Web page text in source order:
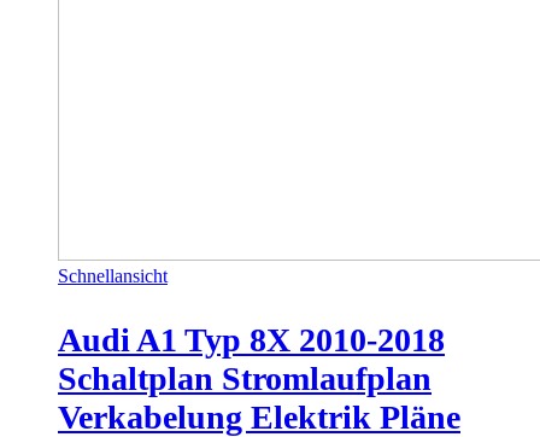
Schnellansicht
Audi A1 Typ 8X 2010-2018
Schaltplan Stromlaufplan
Verkabelung Elektrik Pläne